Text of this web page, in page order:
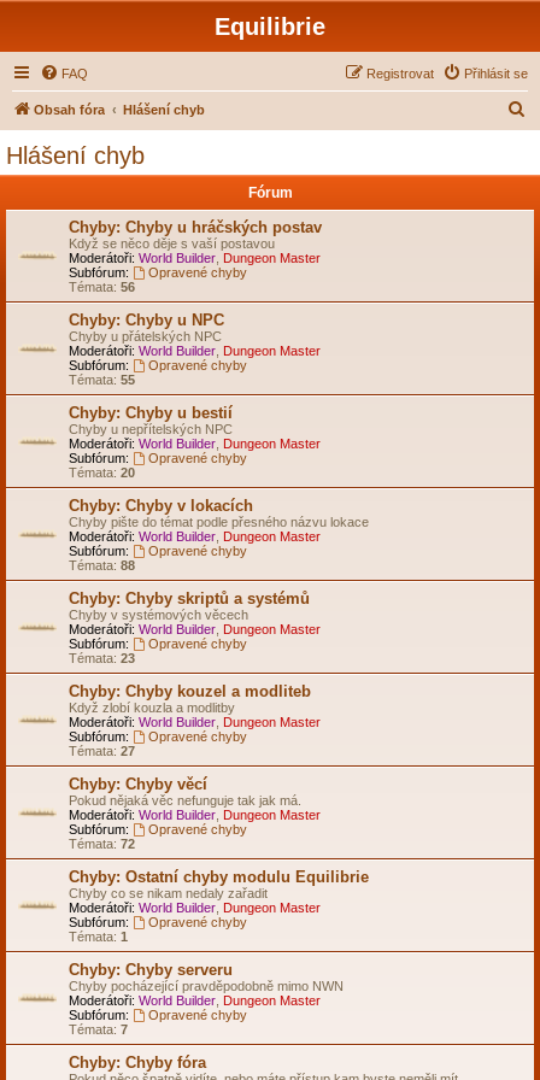
Equilibrie
FAQ Přihlásit se
Registrovat
Obsah fóra Hlášení chyb
Hlášení chyb
Fórum
Chyby: Chyby u hráčských postav
Když se něco děje s vaší postavou
Moderátoři: World Builder Dungeon Master
Subfórum:
Opravené chyby
Témata: 56
Chyby: Chyby u NPC
Chyby u přátelských NPC
Moderátoři: World Builder Dungeon Master
Subfórum:
Opravené chyby
Témata: 55
Chyby: Chyby u bestií
Chyby u nepřítelských NPC
Moderátoři: World Builder Dungeon Master
Subfórum:
Opravené chyby
Témata: 20
Chyby: Chyby v lokacích
Chyby pište do témat podle přesného názvu lokace
Moderátoři: World Builder Dungeon Master
Subfórum:
Opravené chyby
Témata: 88
Chyby: Chyby skriptů a systémů
Chyby v systémových věcech
Moderátoři: World Builder Dungeon Master
Subfórum:
Opravené chyby
Témata: 23
Chyby: Chyby kouzel a modliteb
Když zlobí kouzla a modlitby
Moderátoři: World Builder Dungeon Master
Subfórum:
Opravené chyby
Témata: 27
Chyby: Chyby věcí
Pokud nějaká věc nefunguje tak jak má.
Moderátoři: World Builder Dungeon Master
Subfórum:
Opravené chyby
Témata: 72
Chyby: Ostatní chyby modulu Equilibrie
Chyby co se nikam nedaly zařadit
Moderátoři: World Builder Dungeon Master
Subfórum:
Opravené chyby
Témata: 1
Chyby: Chyby serveru
Chyby pocházející pravděpodobně mimo NWN
Moderátoři: World Builder Dungeon Master
Subfórum:
Opravené chyby
Témata: 7
Chyby: Chyby fóra